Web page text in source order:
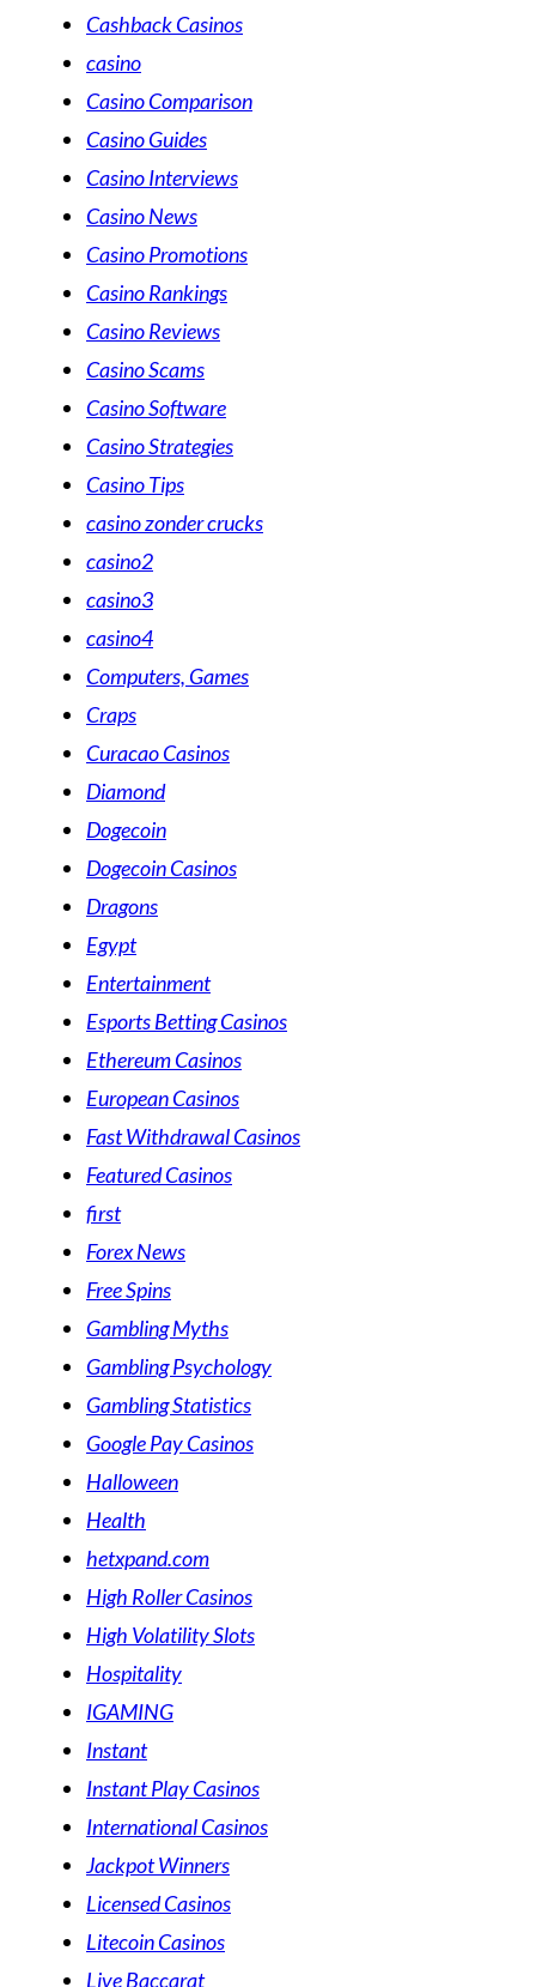
Cashback Casinos
casino
Casino Comparison
Casino Guides
Casino Interviews
Casino News
Casino Promotions
Casino Rankings
Casino Reviews
Casino Scams
Casino Software
Casino Strategies
Casino Tips
casino zonder crucks
casino2
casino3
casino4
Computers, Games
Craps
Curacao Casinos
Diamond
Dogecoin
Dogecoin Casinos
Dragons
Egypt
Entertainment
Esports Betting Casinos
Ethereum Casinos
European Casinos
Fast Withdrawal Casinos
Featured Casinos
first
Forex News
Free Spins
Gambling Myths
Gambling Psychology
Gambling Statistics
Google Pay Casinos
Halloween
Health
hetxpand.com
High Roller Casinos
High Volatility Slots
Hospitality
IGAMING
Instant
Instant Play Casinos
International Casinos
Jackpot Winners
Licensed Casinos
Litecoin Casinos
Live Baccarat